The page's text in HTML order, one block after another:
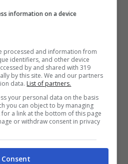
venivano fatti
Solo allora, portati
di Cremona,
scartati. Si dice qui che
ogni 60 alberi.
information on a device
processed and information from
identifiers, and other device
by and shared with 319
by this site. We and our partners
data. List of partners.
your personal data on the basis
you can object to by managing
a link at the bottom of this page
or withdraw consent in privacy
Consent